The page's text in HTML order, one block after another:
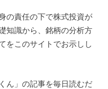
の責任の下で株式投資が
知識から、銘柄の分析方
をこのサイトでお示しし
ん」の記事を毎日読むだ